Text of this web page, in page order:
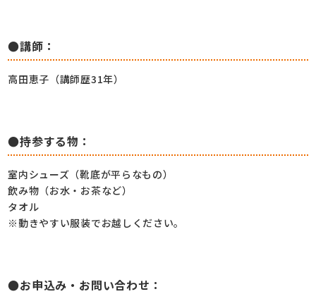
●講師：
高田恵子（講師歴31年）
●持参する物：
室内シューズ（靴底が平らなもの）
飲み物（お水・お茶など）
タオル
※動きやすい服装でお越しください。
●お申込み・お問い合わせ：